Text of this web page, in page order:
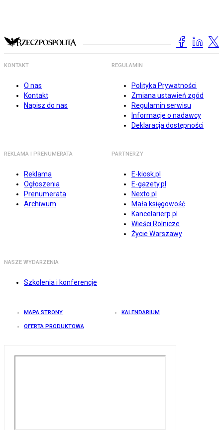
KONTAKT
O nas
Kontakt
Napisz do nas
REGULAMIN
Polityka Prywatności
Zmiana ustawień zgód
Regulamin serwisu
Informacje o nadawcy
Deklaracja dostępności
REKLAMA I PRENUMERATA
Reklama
Ogłoszenia
Prenumerata
Archiwum
PARTNERZY
E-kiosk.pl
E-gazety.pl
Nexto.pl
Mała księgowość
Kancelarierp.pl
Wieści Rolnicze
Życie Warszawy
NASZE WYDARZENIA
Szkolenia i konferencje
MAPA STRONY KALENDARIUM
OFERTA PRODUKTOWA